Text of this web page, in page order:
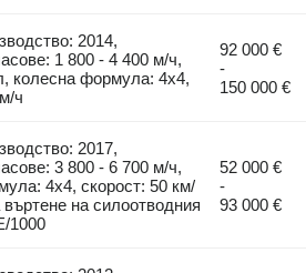
2014,
1 800 - 4 400 м/ч,
колесна формула: 4x4,
ч
92 000 €
-
150 000 €
2017,
3 800 - 6 700 м/ч,
4x4, скорост: 50 км/
въртене на силоотводния
1000
52 000 €
-
93 000 €